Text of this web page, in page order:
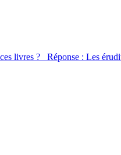
livres ? Réponse : Les